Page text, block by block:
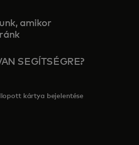
amikor
SEGÍTSÉGRE?
kártya bejelentése